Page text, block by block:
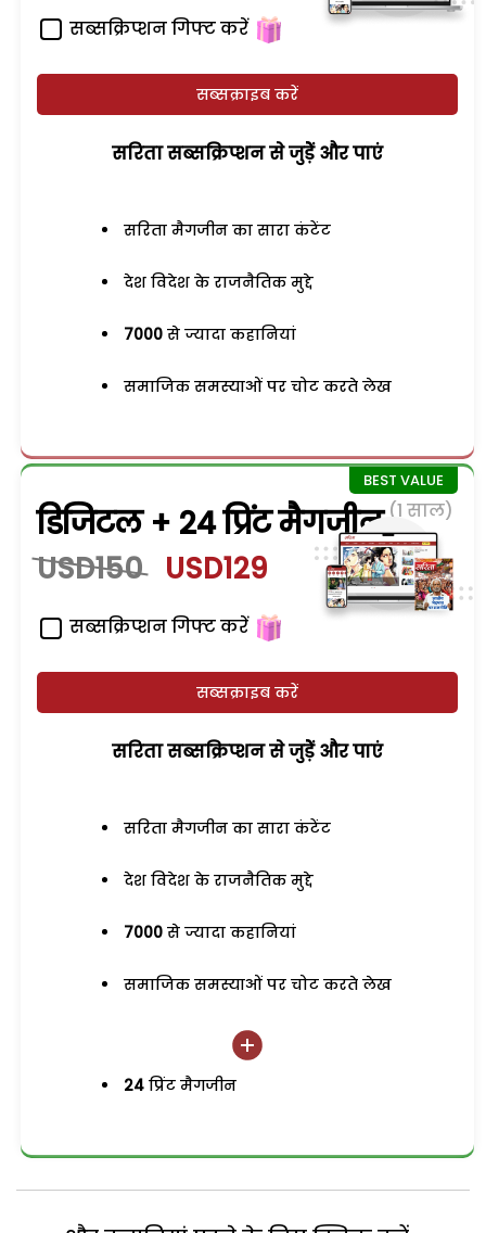
सब्सक्रिप्शन गिफ्ट करें
सब्सक्राइब करें
सरिता सब्सक्रिप्शन से जुड़ेें और पाएं
सरिता मैगजीन का सारा कंटेंट
देश विदेश के राजनैतिक मुद्दे
7000 से ज्यादा कहानियां
समाजिक समस्याओं पर चोट करते लेख
डिजिटल + 24 प्रिंट मैगजीन (1 साल)
USD150 USD129
सब्सक्रिप्शन गिफ्ट करें
सब्सक्राइब करें
सरिता सब्सक्रिप्शन से जुड़ेें और पाएं
सरिता मैगजीन का सारा कंटेंट
देश विदेश के राजनैतिक मुद्दे
7000 से ज्यादा कहानियां
समाजिक समस्याओं पर चोट करते लेख
24 प्रिंट मैगजीन